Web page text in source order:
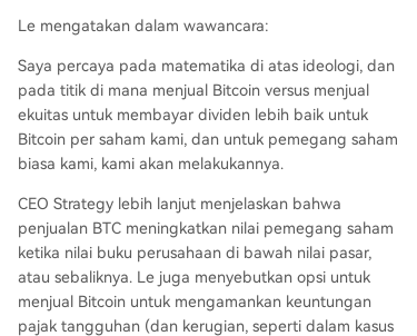
Le mengatakan dalam wawancara:
Saya percaya pada matematika di atas ideologi, dan
pada titik di mana menjual Bitcoin versus menjual
ekuitas untuk membayar dividen lebih baik untuk
Bitcoin per saham kami, dan untuk pemegang saham
biasa kami, kami akan melakukannya.
CEO Strategy lebih lanjut menjelaskan bahwa
penjualan BTC meningkatkan nilai pemegang saham
ketika nilai buku perusahaan di bawah nilai pasar,
atau sebaliknya. Le juga menyebutkan opsi untuk
menjual Bitcoin untuk mengamankan keuntungan
pajak tangguhan (dan kerugian, seperti dalam kasus